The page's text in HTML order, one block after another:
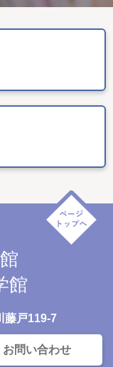
館
藤戸119-7
お問い合わせ